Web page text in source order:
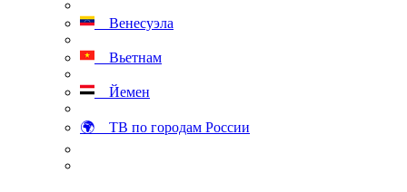
Венесуэла
Вьетнам
Йемен
🌍 ТВ по городам России